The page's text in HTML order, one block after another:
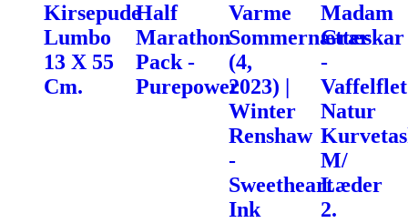
Kirsepude
Lumbo
13 X 55
Cm.
Half
Marathon
Pack -
Purepower
Varme
Sommernætter
(4,
2023) |
Winter
Renshaw
-
Sweetheart
Ink
Madam
Græskar
-
Vaffelflet
Natur
M/
Læder
2.